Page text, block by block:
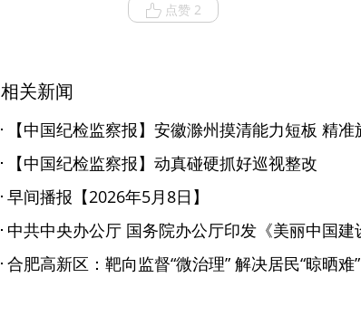
点赞 2
相关新闻
【中国纪检监察报】动真碰硬抓好巡视整改
早间播报【2026年5月8日】
合肥高新区：靶向监督“微治理” 解决居民“晾晒难”